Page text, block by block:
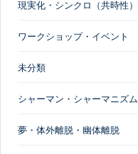
現実化・シンクロ（共時性）
ワークショップ・イベント
未分類
シャーマン・シャーマニズム
夢・体外離脱・幽体離脱